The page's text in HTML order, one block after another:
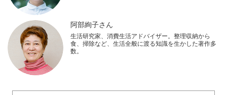
阿部絢子さん
生活研究家、消費生活アドバイザー。整理収納から
食、掃除など、生活全般に渡る知識を生かした著作多
数。